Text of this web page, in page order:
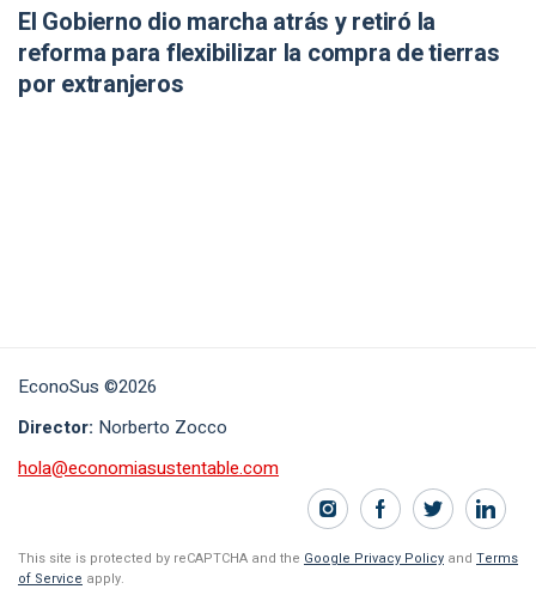
El Gobierno dio marcha atrás y retiró la
reforma para flexibilizar la compra de tierras
por extranjeros
EconoSus ©2026
Director: Norberto Zocco
hola@economiasustentable.com
This site is protected by reCAPTCHA and the Google Privacy Policy and Terms
of Service apply.